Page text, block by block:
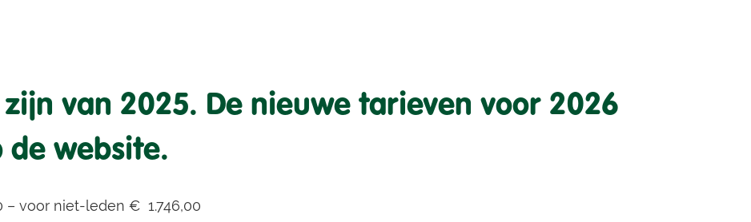
van 2025. De nieuwe tarieven voor 2026
website.
– voor niet-leden € 1.746,00